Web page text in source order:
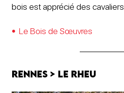
bois est apprécié des cavaliers.
Le Bois de Sœuvres
Rennes > Le Rheu